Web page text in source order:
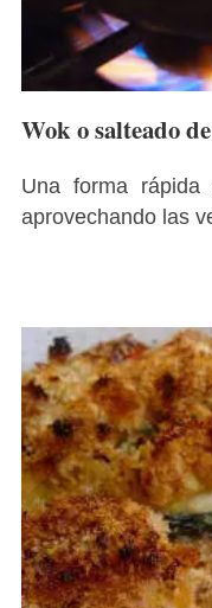
Wok o salteado
Una forma
aprovechando las